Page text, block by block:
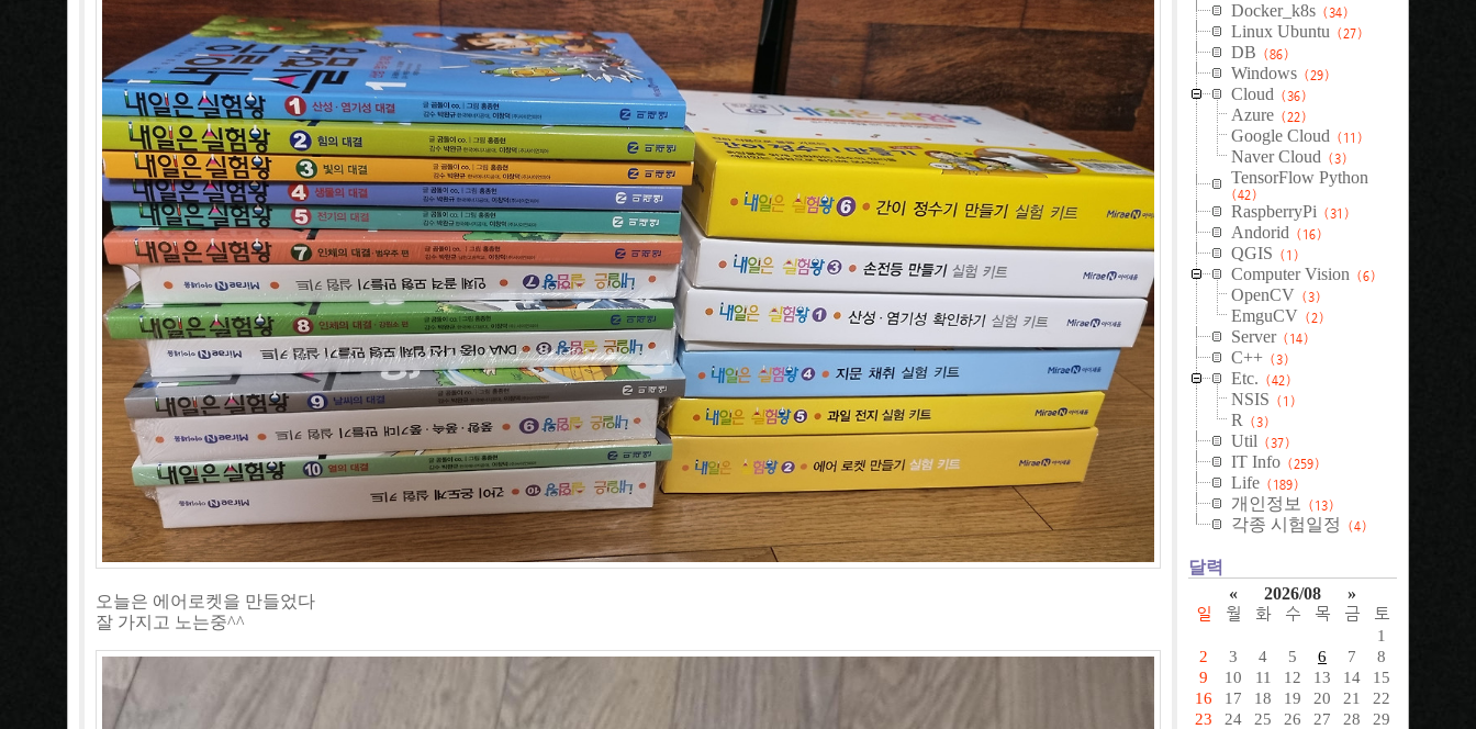
오늘은 에어로켓을 만들었다
잘 가지고 노는중^^
Docker_k8s (34)
Linux Ubuntu (27)
DB (86)
Windows (29)
Cloud (36)
Azure (22)
Google Cloud (11)
Naver Cloud (3)
TensorFlow Python
(42)
RaspberryPi (31)
Andorid (16)
QGIS (1)
Computer Vision (6)
OpenCV (3)
EmguCV (2)
Server(14)
C++ (3)
Etc. (42)
NSIS (1)
R (3)
Util (37)
IT Info (259)
Life (189)
개인정보 (13)
각종 시험일정 (4)
달력
«
2026/08 »
일 월 화 수 목 금 토
1
2
3 4 5 6 7
8
9
10 11 12 13 14
15
16
17 18 19 20 21
22
23
24 25 26 27 28
29